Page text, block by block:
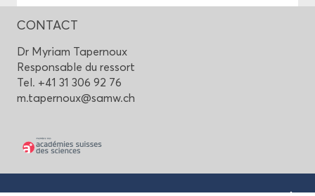
CONTACT
Dr My­riam Ta­per­noux
Res­pon­sable du res­sort
Tel. +41 31 306 92 76
m.ta­per­noux@samw.ch